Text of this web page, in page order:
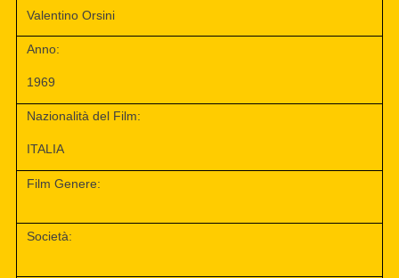
Valentino Orsini
Anno:
1969
Nazionalità del Film:
ITALIA
Film Genere:
Società: